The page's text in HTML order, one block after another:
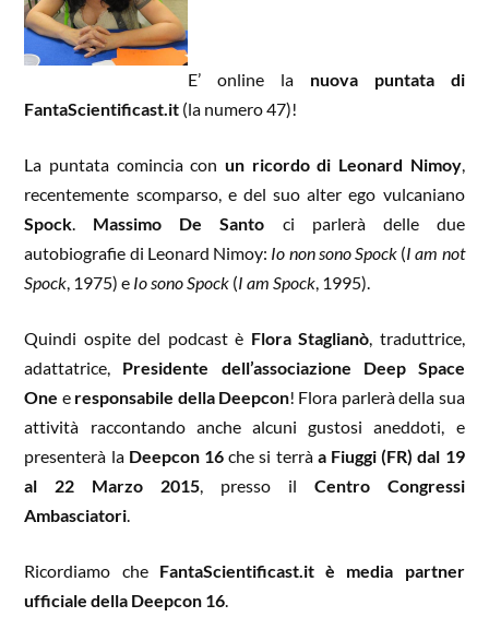
E’ online la nuova puntata di
FantaScientificast.it (la numero 47)!
La puntata comincia con un ricordo di Leonard Nimoy,
recentemente scomparso, e del suo alter ego vulcaniano
Spock. Massimo De Santo ci parlerà delle due
autobiografie di Leonard Nimoy: Io non sono Spock(I am not
Spock, 1975) e Io sono Spock (I am Spock, 1995).
Quindi ospite del podcast è Flora Staglianò, traduttrice,
adattatrice, Presidente dell’associazione Deep Space
One e responsabile della Deepcon! Flora parlerà della sua
attività raccontando anche alcuni gustosi aneddoti, e
presenterà la Deepcon 16 che si terrà a Fiuggi (FR) dal 19
al 22 Marzo 2015, presso il Centro Congressi
Ambasciatori.
Ricordiamo che FantaScientificast.it è media partner
ufficiale della Deepcon 16.